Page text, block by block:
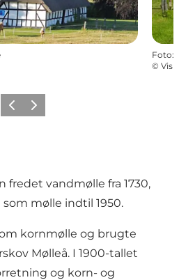
Foto:
©
ForrigeNæste
fredet vandmølle fra 1730,
mølle indtil 1950.
kornmølle og brugte
Mølleå. I 1900-tallet
og korn- og